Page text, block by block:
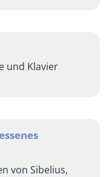
und Klavier
von Sibelius,